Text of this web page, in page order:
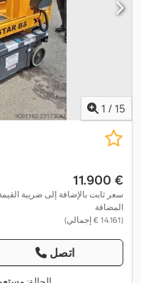
1 / 15
‏11.900 €
سعر ثابت بالإضافة إلى ضريبة
المضافة
(‏14.161 € إجمالي)
اتصل